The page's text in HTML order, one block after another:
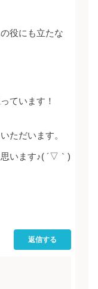
役にも立たな
ています！
ただいます。
います♪( ´▽｀)
返信する